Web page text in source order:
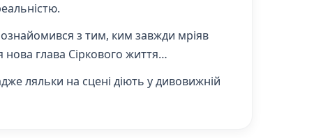
з тим, ким завжди мріяв
глава Сіркового життя…
ляльки на сцені діють у дивовижній